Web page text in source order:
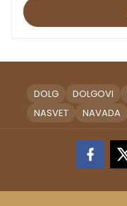
DOLG DOLGOVI
NASVET
NAVADA